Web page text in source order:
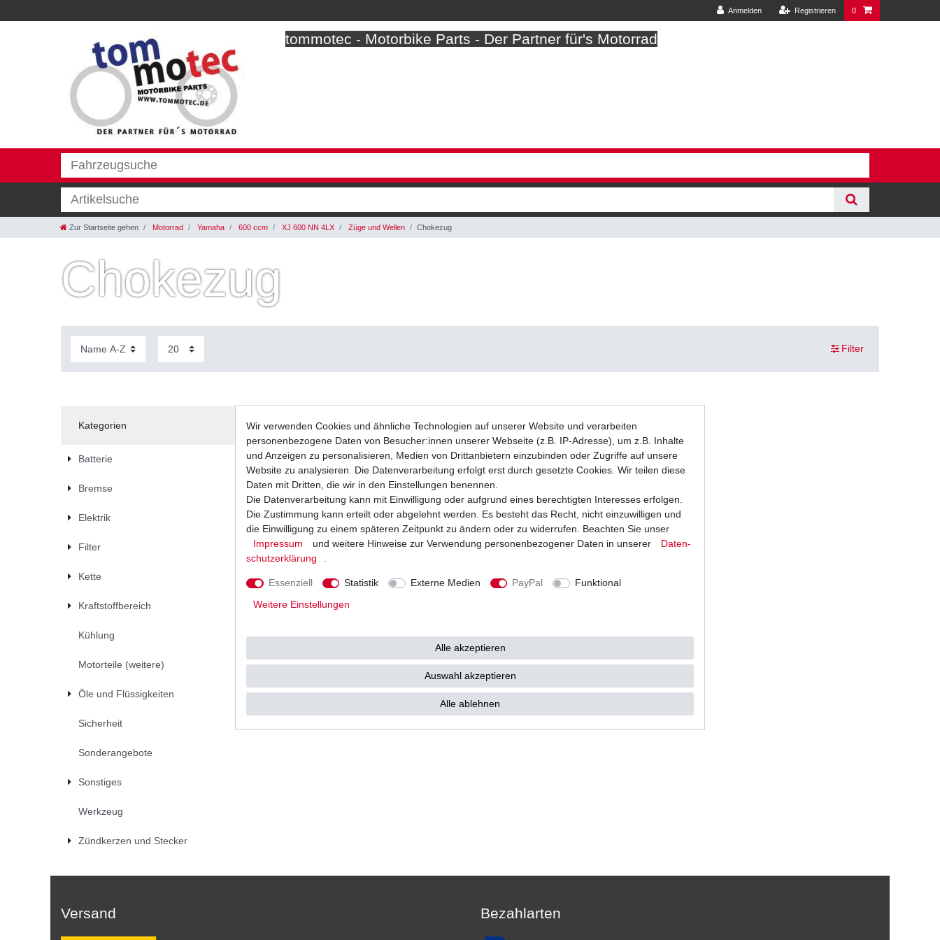
Anmelden Registrieren 0
tommotec - Motorbike Parts - Der Partner für's Motorrad
Zur Startseite gehen Motorrad Yamaha 600 ccm XJ 600 NN 4LX Züge und Wellen Chokezug
Chokezug
Filter
Kategorien
Batterie
Bremse
Elektrik
Filter
Kette
Kraftstoffbereich
Kühlung
Motorteile (weitere)
Öle und Flüssigkeiten
Sicherheit
Sonderangebote
Sonstiges
Werkzeug
Zündkerzen und Stecker
Chokezug Yamaha XJ600 NH NN 4BR 4LX RJ01
UVP 16,24 € 14,74 € *
*inkl. ges. MwSt.zzgl.Versandkosten
Versand Bezahlarten
Wir verwenden Cookies und ähnliche Technologien auf unserer Website und verarbeiten
personenbezogene Daten von Besucher:innen unserer Webseite (z.B. IP-Adresse), um z.B. Inhalte
und Anzeigen zu personalisieren, Medien von Drittanbietern einzubinden oder Zugriffe auf unsere
Website zu analysieren. Die Datenverarbeitung erfolgt erst durch gesetzte Cookies. Wir teilen diese
Daten mit Dritten, die wir in den Einstellungen benennen.
Die Datenverarbeitung kann mit Einwilligung oder aufgrund eines berechtigten Interesses erfolgen.
Die Zustimmung kann erteilt oder abgelehnt werden. Es besteht das Recht, nicht einzuwilligen und
die Einwilligung zu einem späteren Zeitpunkt zu ändern oder zu widerrufen. Beachten Sie unser
Impressum
und weitere Hinweise zur Verwendung personenbezogener Daten in unserer
Daten­
schutz­erklärung
Essenziell Statistik Externe Medien PayPal
Funktional
Weitere Einstellungen
Alle akzeptieren
Auswahl akzeptieren
Alle ablehnen